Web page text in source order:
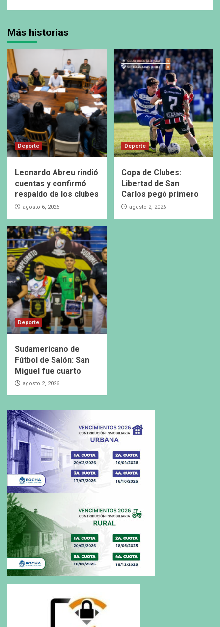
Más historias
Deporte
Leonardo Abreu rindió
cuentas y confirmó
respaldo de los clubes
agosto 6, 2026
Deporte
Copa de Clubes:
Libertad de San
Carlos pegó primero
agosto 2, 2026
Deporte
Sudamericano de
Fútbol de Salón: San
Miguel fue cuarto
agosto 2, 2026